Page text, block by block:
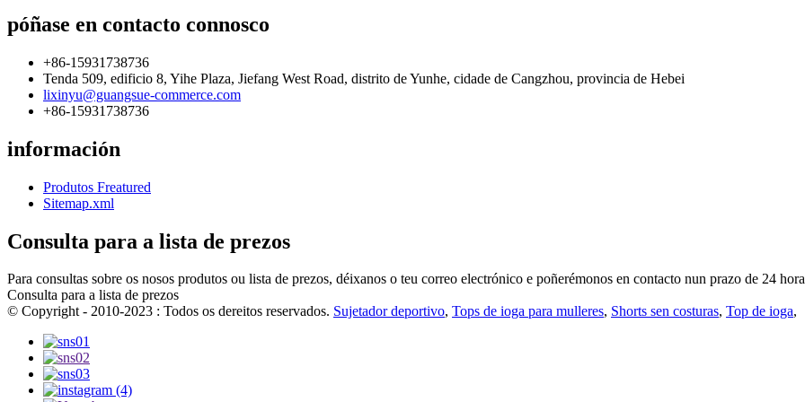
póñase en contacto connosco
+86-15931738736
Tenda 509, edificio 8, Yihe Plaza, Jiefang West Road, distrito de Yunhe, cidade de Cangzhou, provincia de Hebei
lixinyu@guangsue-commerce.com
+86-15931738736
información
Produtos Freatured
Sitemap.xml
Consulta para a lista de prezos
Para consultas sobre os nosos produtos ou lista de prezos, déixanos o teu correo electrónico e poñerémonos en contacto nun prazo de 24
Consulta para a lista de prezos
© Copyright - 2010-2023 : Todos os dereitos reservados. Sujetador deportivo, Tops de ioga para mulleres, Shorts sen costuras, Top de ioga,